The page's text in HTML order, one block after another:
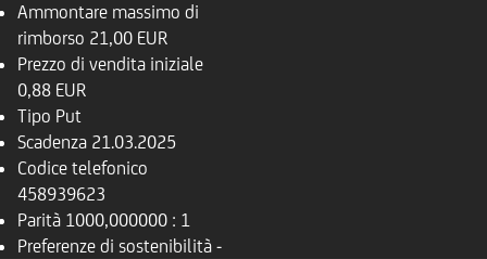
Ammontare massimo di
rimborso 21,00 EUR
Prezzo di vendita iniziale
0,88 EUR
Tipo Put
Scadenza 21.03.2025
Codice telefonico
458939623
Parità 1000,000000 : 1
Preferenze di sostenibilità -